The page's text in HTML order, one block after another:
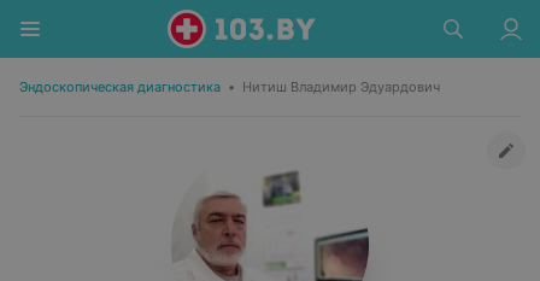
Эндоскопическая диагностика • Нитиш Владимир Эдуардович